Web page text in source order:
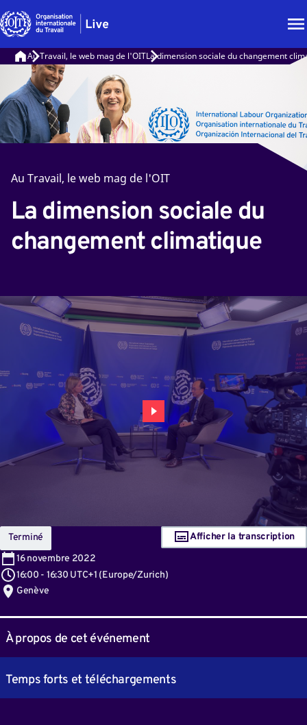
Au Travail, le web mag de l'OITLa dimension sociale du changement
Au Travail, le web mag de l'OIT
La dimension sociale du
changement climatique
Terminé
16 novembre 2022
16:00 - 16:30 UTC+1 (Europe/Zurich)
Genève
Afficher la transcription
À propos de cet événement
Temps forts et téléchargements